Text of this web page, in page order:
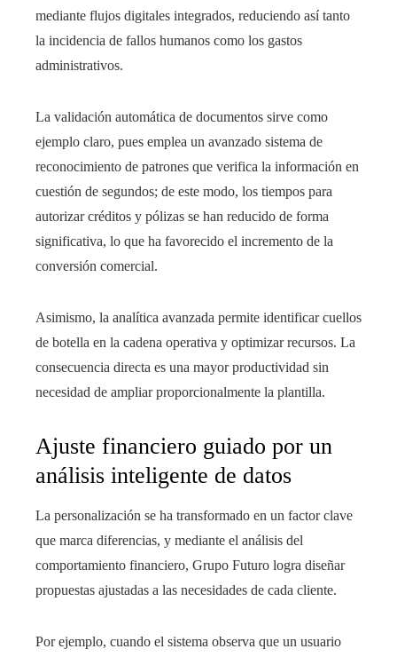
mediante flujos digitales integrados, reduciendo así tanto
la incidencia de fallos humanos como los gastos
administrativos.
La validación automática de documentos sirve como
ejemplo claro, pues emplea un avanzado sistema de
reconocimiento de patrones que verifica la información en
cuestión de segundos; de este modo, los tiempos para
autorizar créditos y pólizas se han reducido de forma
significativa, lo que ha favorecido el incremento de la
conversión comercial.
Asimismo, la analítica avanzada permite identificar cuellos
de botella en la cadena operativa y optimizar recursos. La
consecuencia directa es una mayor productividad sin
necesidad de ampliar proporcionalmente la plantilla.
Ajuste financiero guiado por un
análisis inteligente de datos
La personalización se ha transformado en un factor clave
que marca diferencias, y mediante el análisis del
comportamiento financiero, Grupo Futuro logra diseñar
propuestas ajustadas a las necesidades de cada cliente.
Por ejemplo, cuando el sistema observa que un usuario